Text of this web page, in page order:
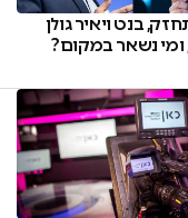
בנט ויאיר גולן
ומי נשאר במקום?